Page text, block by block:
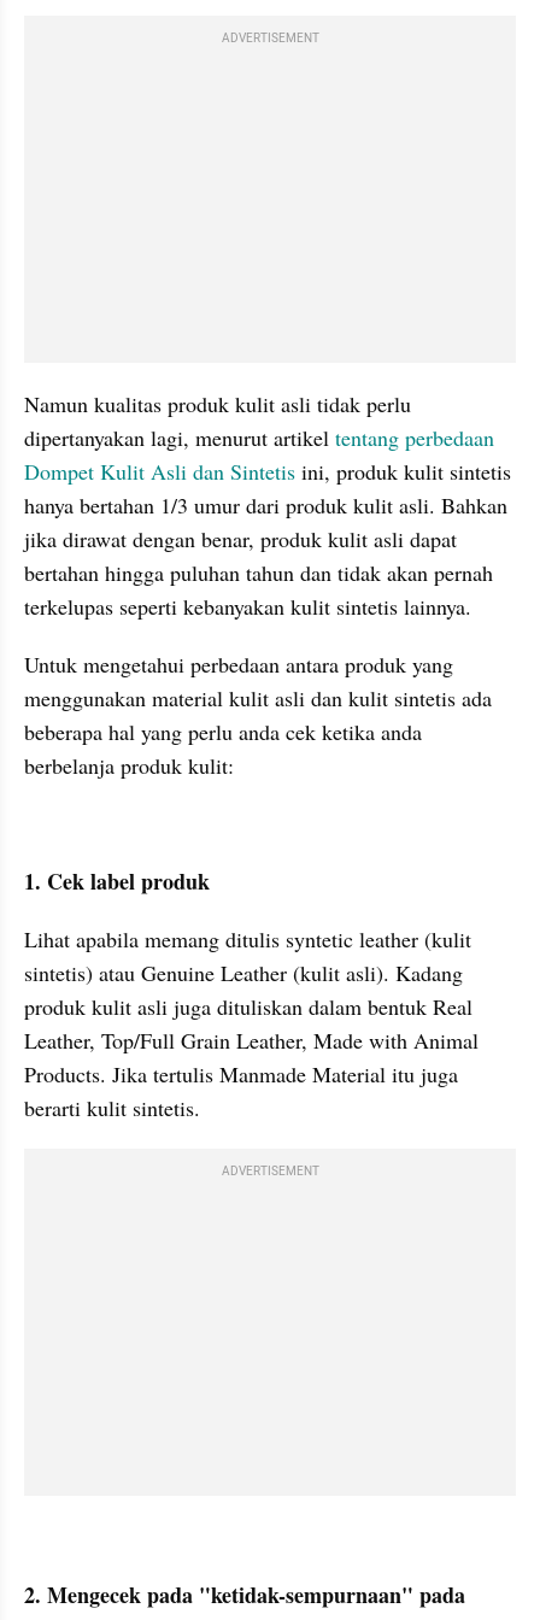
ADVERTISEMENT
Namun kualitas produk kulit asli tidak perlu
dipertanyakan lagi, menurut artikel tentang perbedaan
Dompet Kulit Asli dan Sintetis ini, produk kulit sintetis
hanya bertahan 1/3 umur dari produk kulit asli. Bahkan
jika dirawat dengan benar, produk kulit asli dapat
bertahan hingga puluhan tahun dan tidak akan pernah
terkelupas seperti kebanyakan kulit sintetis lainnya.
Untuk mengetahui perbedaan antara produk yang
menggunakan material kulit asli dan kulit sintetis ada
beberapa hal yang perlu anda cek ketika anda
berbelanja produk kulit:
1. Cek label produk
Lihat apabila memang ditulis syntetic leather (kulit
sintetis) atau Genuine Leather (kulit asli). Kadang
produk kulit asli juga dituliskan dalam bentuk Real
Leather, Top/Full Grain Leather, Made with Animal
Products. Jika tertulis Manmade Material itu juga
berarti kulit sintetis.
ADVERTISEMENT
2. Mengecek pada "ketidak-sempurnaan" pada